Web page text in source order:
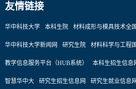
友情链接
华中科技大学 本科生院 材料成形与模具技术全
华中科技大学新闻网 研究生院 材料科学与工程
教学信息服务平台（HUB系统） 本科生招生信息
智慧华中大 研究生招生信息网 研究生就业信息网